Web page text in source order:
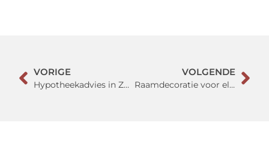
VORIGE
Hypotheekadvies in Zutphen: Duidelijk en eerlijk hypotheekadvies
VOLGENDE
Raamdecoratie voor elke stijl: tips voor het kiezen